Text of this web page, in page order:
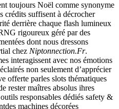
toujours Noël comme synonyme
crédits suffisent à décrocher
derrière chaque flash lumineux
rigoureux géré par des
dont nous dressons
chez Niptonnection.Fr.
interagissent avec nos émotions
non seulement d’apprécier
offerte parles slots thématiques
rester maîtres absolus ihres
responsables dédiés safety &
machines décorées